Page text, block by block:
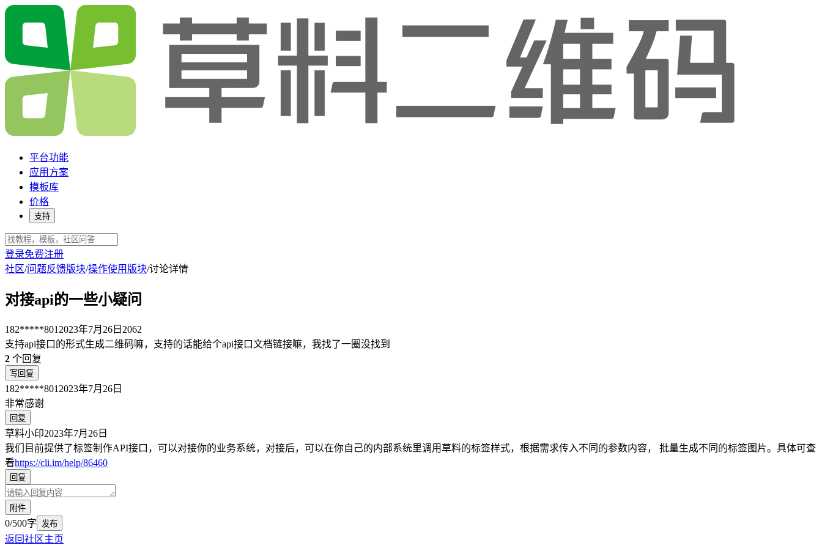
平台功能
应用方案
模板库
价格
支持
登录免费注册
社区/问题反馈版块/操作使用版块/讨论详情
对接api的一些小疑问
182*****801 2023年7月26日 2062
支持api接口的形式生成二维码嘛，支持的话能给个api接口文档链接嘛，我找了一圈没找到
2 个回复
写回复
182*****801 2023年7月26日
非常感谢
回复
草料小印2023年7月26日
我们目前提供了标签制作API接口，可以对接你的业务系统，对接后，可以在你自己的内部系统里调用草料的标签样式，根据需求传入不同的参数内容， 批量生成不同的标签图片。具体可查
看https://cli.im/help/86460
回复
附件
0/500字 发布
返回社区主页